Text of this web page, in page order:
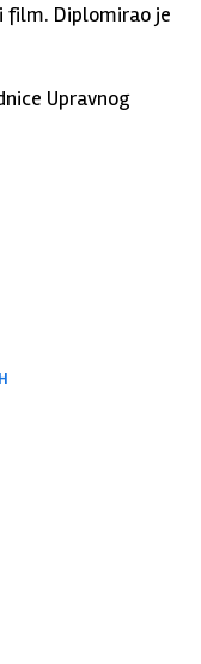
film. Diplomirao je
Upravnog